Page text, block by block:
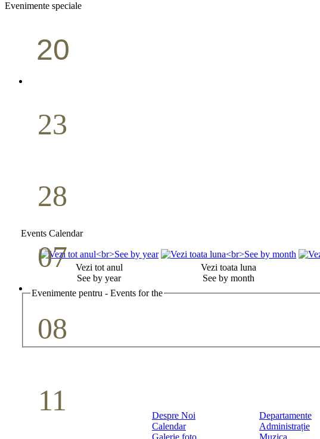
Evenimente speciale
20
23
28
07 Cina Domnului
08
11
Events Calendar
Vezi tot anul
See by year
Vezi toata luna
See by month
Evenimente pentru - Events for the
Despre Noi
Calendar
Galerie foto
Departamente
Administrație
Muzica